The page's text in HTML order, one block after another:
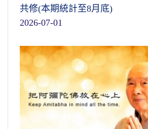
共修(本期統計至8月底)
2026-07-01